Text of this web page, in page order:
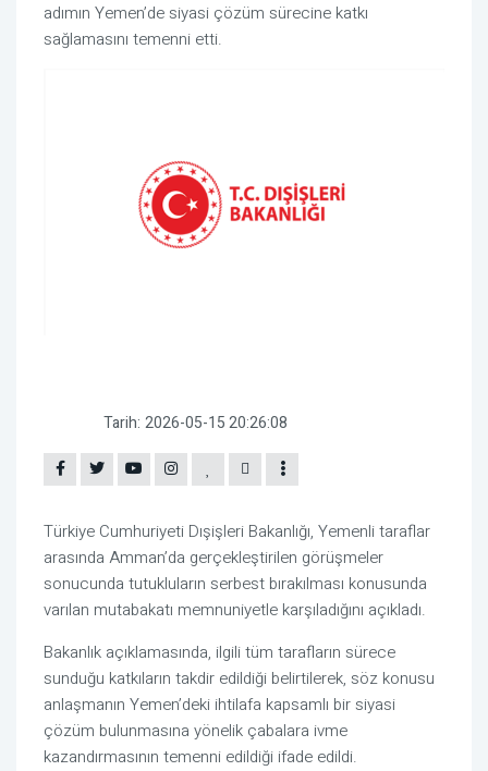
adımın Yemen’de siyasi çözüm sürecine katkı
sağlamasını temenni etti.
Tarih: 2026-05-15 20:26:08
Türkiye Cumhuriyeti Dışişleri Bakanlığı, Yemenli taraflar
arasında Amman’da gerçekleştirilen görüşmeler
sonucunda tutukluların serbest bırakılması konusunda
varılan mutabakatı memnuniyetle karşıladığını açıkladı.
Bakanlık açıklamasında, ilgili tüm tarafların sürece
sunduğu katkıların takdir edildiği belirtilerek, söz konusu
anlaşmanın Yemen’deki ihtilafa kapsamlı bir siyasi
çözüm bulunmasına yönelik çabalara ivme
kazandırmasının temenni edildiği ifade edildi.